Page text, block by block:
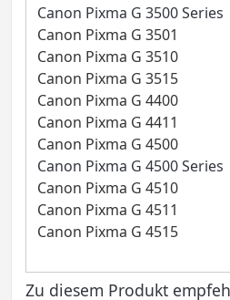
Canon Pixma G 3500 Series
Canon Pixma G 3501
Canon Pixma G 3510
Canon Pixma G 3515
Canon Pixma G 4400
Canon Pixma G 4411
Canon Pixma G 4500
Canon Pixma G 4500 Series
Canon Pixma G 4510
Canon Pixma G 4511
Canon Pixma G 4515
Zu diesem Produkt